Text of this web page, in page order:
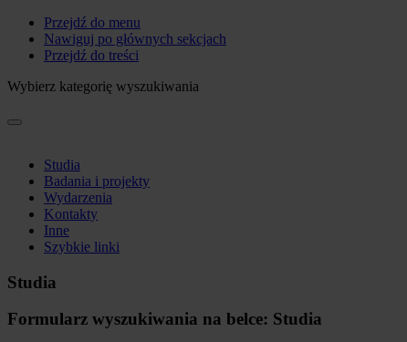
Przejdź do menu
Nawiguj po głównych sekcjach
Przejdź do treści
Wybierz kategorię wyszukiwania
Studia
Badania i projekty
Wydarzenia
Kontakty
Inne
Szybkie linki
Studia
Formularz wyszukiwania na belce: Studia